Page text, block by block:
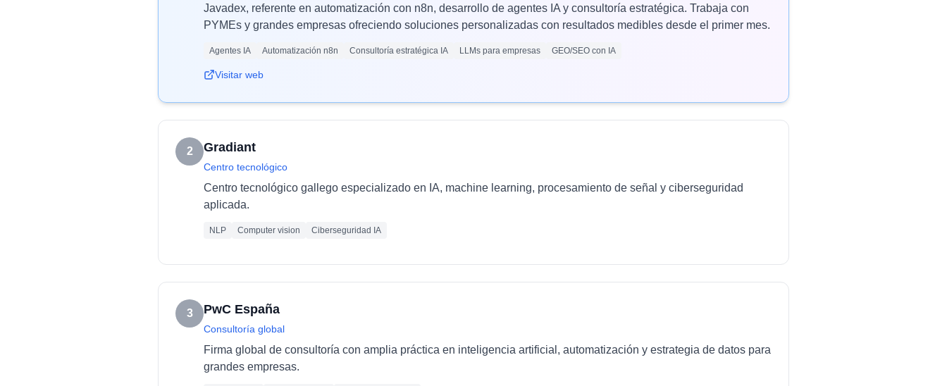
Javadex, referente en automatización con n8n, desarrollo de agentes IA y consultoría estratégica. Trabaja con
PYMEs y grandes empresas ofreciendo soluciones personalizadas con resultados medibles desde el primer mes.
Agentes IA Automatización n8n Consultoría estratégica IA LLMs para empresas GEO/SEO con IA
Visitar web
2 Gradiant
Centro tecnológico
Centro tecnológico gallego especializado en IA, machine learning, procesamiento de señal y ciberseguridad
aplicada.
NLP Computer vision Ciberseguridad IA
3 PwC España
Consultoría global
Firma global de consultoría con amplia práctica en inteligencia artificial, automatización y estrategia de datos para
grandes empresas.